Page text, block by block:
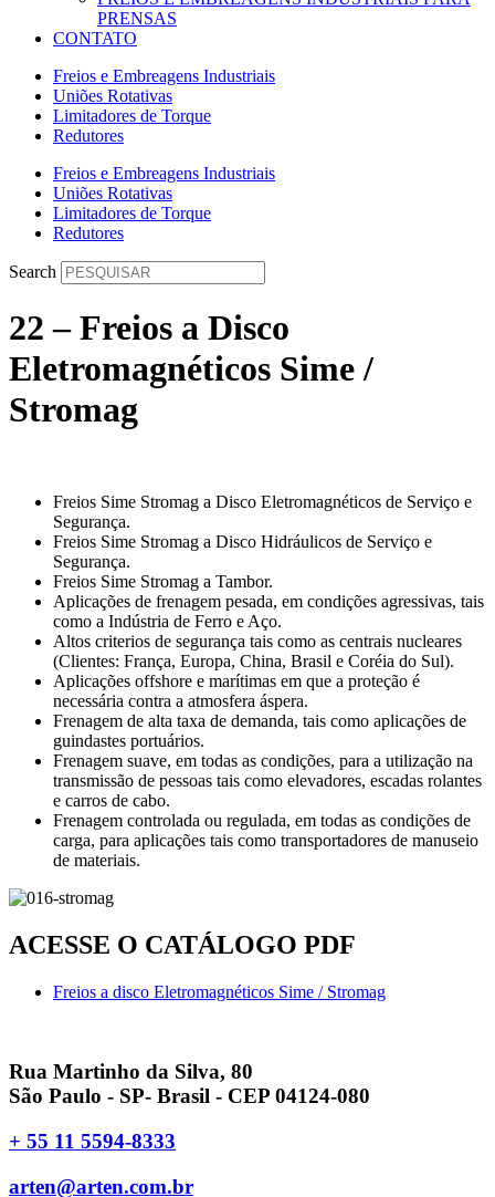
PRENSAS
CONTATO
Freios e Embreagens Industriais
Uniões Rotativas
Limitadores de Torque
Redutores
Freios e Embreagens Industriais
Uniões Rotativas
Limitadores de Torque
Redutores
Search
22 – Freios a Disco
Eletromagnéticos Sime /
Stromag
Freios Sime Stromag a Disco Eletromagnéticos de Serviço e
Segurança.
Freios Sime Stromag a Disco Hidráulicos de Serviço e
Segurança.
Freios Sime Stromag a Tambor.
Aplicações de frenagem pesada, em condições agressivas, tais
como a Indústria de Ferro e Aço.
Altos criterios de segurança tais como as centrais nucleares
(Clientes: França, Europa, China, Brasil e Coréia do Sul).
Aplicações offshore e marítimas em que a proteção é
necessária contra a atmosfera áspera.
Frenagem de alta taxa de demanda, tais como aplicações de
guindastes portuários.
Frenagem suave, em todas as condições, para a utilização na
transmissão de pessoas tais como elevadores, escadas rolantes
e carros de cabo.
Frenagem controlada ou regulada, em todas as condições de
carga, para aplicações tais como transportadores de manuseio
de materiais.
ACESSE O CATÁLOGO PDF
Freios a disco Eletromagnéticos Sime / Stromag
Rua Martinho da Silva, 80
São Paulo - SP- Brasil - CEP 04124-080
+ 55 11 5594-8333
arten@arten.com.br